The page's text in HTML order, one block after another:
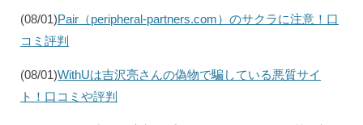
(08/01)Pair（peripheral-partners.com）のサクラに注意！口
コミ評判
(08/01)WithUは吉沢亮さんの偽物で騙している悪質サイ
ト！口コミや評判